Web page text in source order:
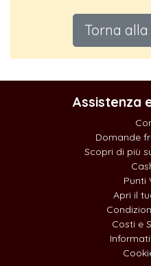
Torna
Assistenza
Domande
Scopri di più
Punti
Apri il
Costi e